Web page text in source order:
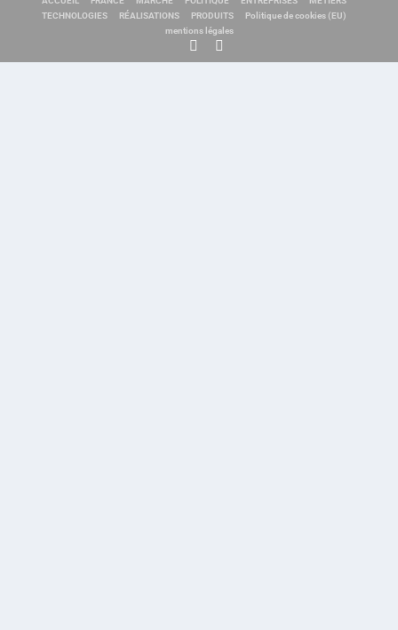
TECHNOLOGIES
RÉALISATIONS PRODUITS
Politique de cookies (EU)
mentions légales